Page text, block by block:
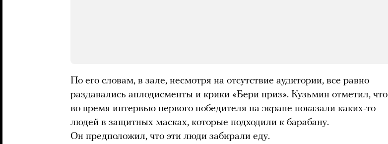
По его словам, в зале, несмотря на отсутствие аудитории, все равно
раздавались аплодисменты и крики «Бери приз». Кузьмин отметил, что
во время интервью первого победителя на экране показали каких-то
людей в защитных масках, которые подходили к барабану.
Он предположил, что эти люди забирали еду.